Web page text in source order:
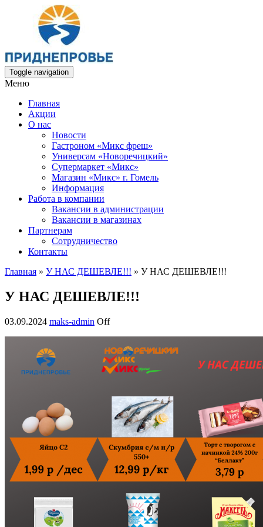
Toggle navigation
Меню
Главная
Акции
О нас
Новости
Гастроном «Микс фреш»
Универсам «Новоречицкий»
Супермаркет «Микс»
Магазин «Микс» г. Гомель
Информация
Работа в компании
Вакансии в администрации
Вакансии в магазинах
Партнерам
Сотрудничество
Контакты
Главная » У НАС ДЕШЕВЛЕ!!! » У НАС ДЕШЕВЛЕ!!!
У НАС ДЕШЕВЛЕ!!!
03.09.2024 maks-admin Off